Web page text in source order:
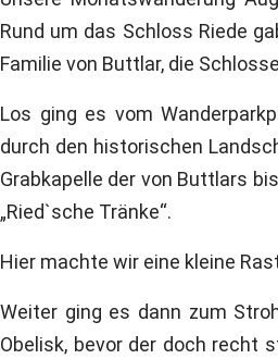
Rund um das Schloss Riede
Familie von Buttlar, die
Los ging es vom
durch den historischen
Grabkapelle der von Buttlars
„Ried`sche Tränke“.
Hier machte wir eine kleine
Weiter ging es dann zum
Obelisk, bevor der doch recht